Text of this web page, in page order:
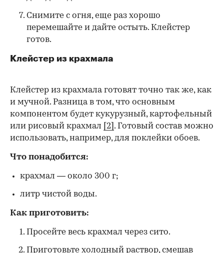
Снимите с огня, еще раз хорошо
перемешайте и дайте остыть. Клейстер
готов.
Клейстер из крахмала
Клейстер из крахмала готовят точно так же, как
и мучной. Разница в том, что основным
компонентом будет кукурузный, картофельный
или рисовый крахмал
[2] . Готовый состав можно
использовать, например, для поклейки обоев.
Что понадобится:
крахмал — около 300 г;
литр чистой воды.
Как приготовить:
Просейте весь крахмал через сито.
Приготовьте холодный раствор, смешав